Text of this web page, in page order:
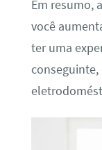
Em resumo,
você
ter uma